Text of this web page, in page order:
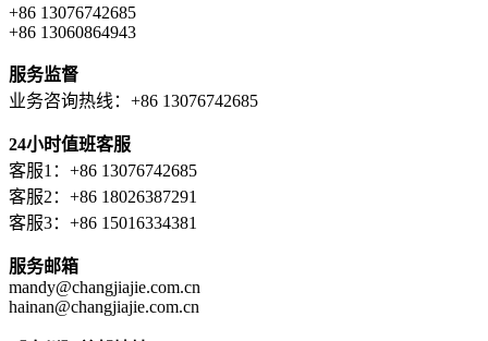
+86 13076742685
+86 13060864943
服务监督
业务咨询热线：+86 13076742685
24小时值班客服
客服1：+86 13076742685
客服2：+86 18026387291
客服3：+86 15016334381
服务邮箱
mandy@changjiajie.com.cn
hainan@changjiajie.com.cn